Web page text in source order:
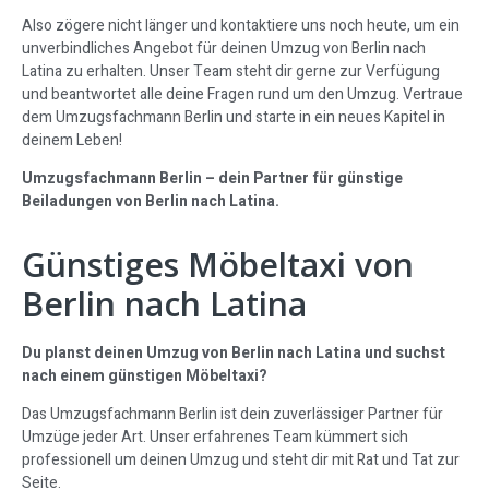
Also zögere nicht länger und kontaktiere uns noch heute, um ein
unverbindliches Angebot für deinen Umzug von Berlin nach
Latina zu erhalten. Unser Team steht dir gerne zur Verfügung
und beantwortet alle deine Fragen rund um den Umzug. Vertraue
dem Umzugsfachmann Berlin und starte in ein neues Kapitel in
deinem Leben!
Umzugsfachmann Berlin – dein Partner für günstige
Beiladungen von Berlin nach Latina.
Günstiges Möbeltaxi von
Berlin nach Latina
Du planst deinen Umzug von Berlin nach Latina und suchst
nach einem günstigen Möbeltaxi?
Das Umzugsfachmann Berlin ist dein zuverlässiger Partner für
Umzüge jeder Art. Unser erfahrenes Team kümmert sich
professionell um deinen Umzug und steht dir mit Rat und Tat zur
Seite.